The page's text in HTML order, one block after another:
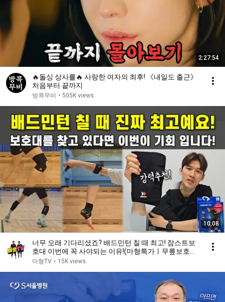
2:27:54
🔥돌싱 상사를🔥 사랑한 여자의 최후! 《내일도 출근》
처음부터 끝까지
방콕무비 • 505K views
10:08
너무 오래 기다리셨죠? 배드민턴 칠 때 최고! 잠스트보
호대 이번에 꼭 사야되는 이유!(마형특가ㅣ무릎보호대
EK-3/JK-2, 엘보밴드, 필르미스타 발목보호대, 종아리
마형TV • 15K views